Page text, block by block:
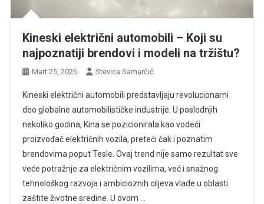
Kineski električni automobili – Koji su
najpoznatiji brendovi i modeli na tržištu?
Mart 25, 2026 Stevica Samarčić
Kineski električni automobili predstavljaju revolucionarni
deo globalne automobilističke industrije. U poslednjih
nekoliko godina, Kina se pozicionirala kao vodeći
proizvođač električnih vozila, preteći čak i poznatim
brendovima poput Tesle. Ovaj trend nije samo rezultat sve
veće potražnje za električnim vozilima, već i snažnog
tehnološkog razvoja i ambicioznih ciljeva vlade u oblasti
zaštite životne sredine. U ovom …